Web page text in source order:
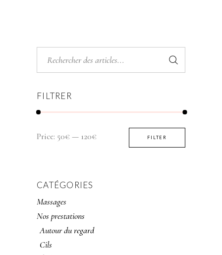
FILTRER
FILTER
Price: 50€ — 120€
CATÉGORIES
Massages
Nos prestations
Autour du regard
Cils